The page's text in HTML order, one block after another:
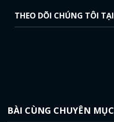
THEO DÕI CHÚNG TÔI TẠI
BÀI CÙNG CHUYÊN MỤC